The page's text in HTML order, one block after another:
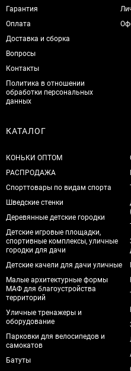
Гарантия
Оплата
Доставка и сборка
Вопросы
Контакты
Политика в отношении
обработки персональных
данных
КАТАЛОГ
КОНЬКИ ОПТОМ
РАСПРОДАЖА
Спорттовары по видам спорта
Шведские стенки
Деревянные детские городки
Детские игровые площадки,
спортивные комплексы, уличные
городки для дачи
Детские качели для дачи уличные
Малые архитектурные формы
МАФ для благоустройства
территорий
Уличные тренажеры и
оборудование
Парковки для велосипедов и
самокатов
Батуты